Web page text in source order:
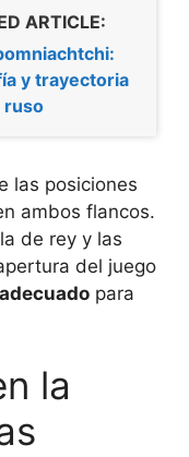
ARTICLE:
y trayectoria
ruso
las posiciones
ambos flancos.
de rey y las
del juego
para
la